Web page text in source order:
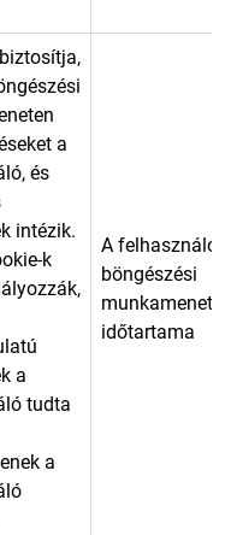
a
és
intézik.
k
a
tudta
a
A felhasználó
böngészési
időtartama